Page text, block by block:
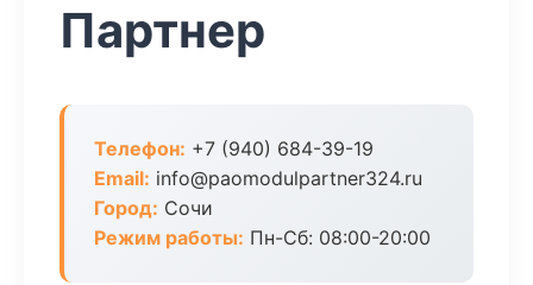
Партнер
Телефон: +7 (940) 684-39-19
Email: info@paomodulpartner324.ru
Город: Сочи
Режим работы: Пн-Сб: 08:00-20:00